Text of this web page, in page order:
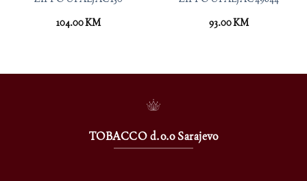
104.00KM
93.00KM
TOBACCO d.o.o Sarajevo